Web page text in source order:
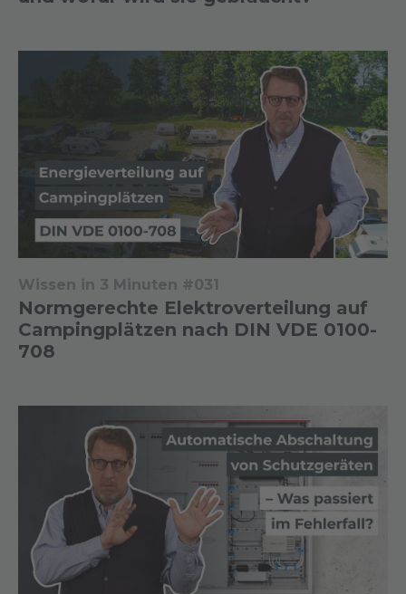
Wissen in 3 Minuten #031
Normgerechte Elektroverteilung auf
Campingplätzen nach DIN VDE 0100-
708